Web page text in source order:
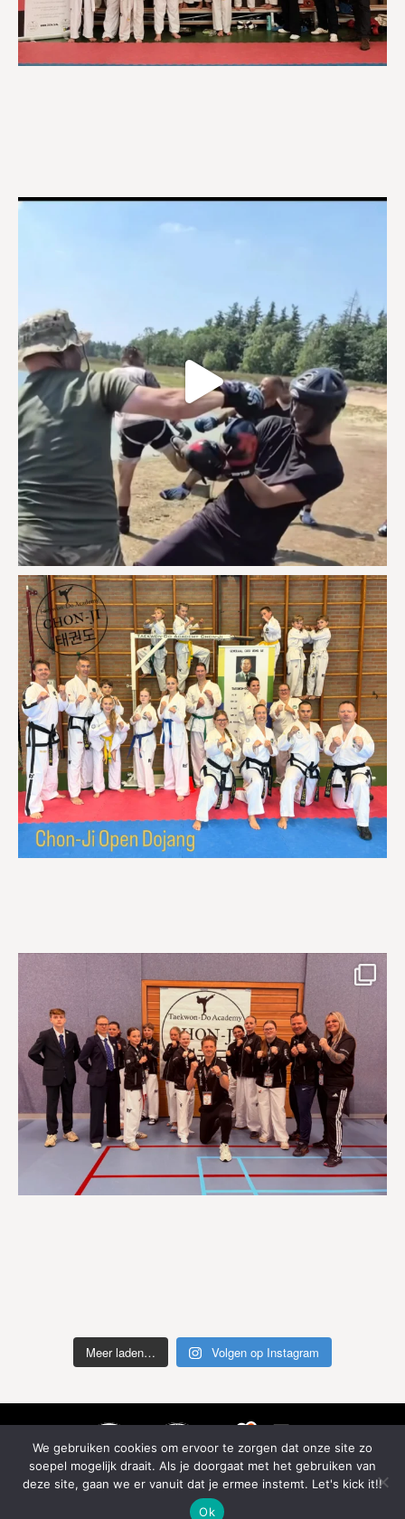
Meer laden… Volgen op Instagram
We gebruiken cookies om ervoor te zorgen dat onze site zo
soepel mogelijk draait. Als je doorgaat met het gebruiken van
deze site, gaan we er vanuit dat je ermee instemt. Let's kick it!!
Ok